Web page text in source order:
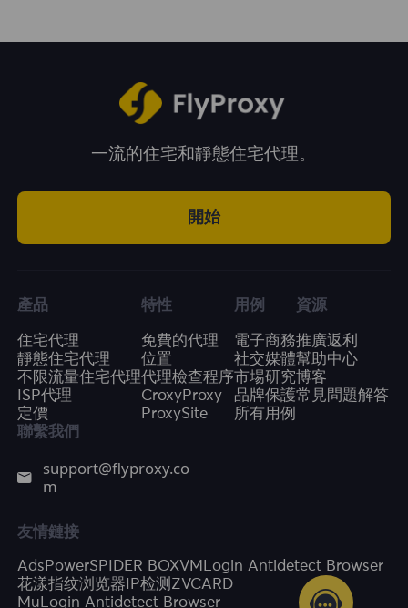
一流的住宅和靜態住宅代理。
開始
產品
住宅代理
靜態住宅代理
不限流量住宅代理
ISP代理
定價
特性
免費的代理
位置
代理檢查程序
CroxyProxy
ProxySite
用例
電子商務
社交媒體
市場研究
品牌保護
所有用例
資源
推廣返利
幫助中心
博客
常見問題解答
聯繫我們
support@flyproxy.co
m
友情鏈接
AdsPowerSPIDER BOXVMLogin Antidetect Browser
花漾指纹浏览器 IP检测 ZVCARD
MuLogin Antidetect Browser